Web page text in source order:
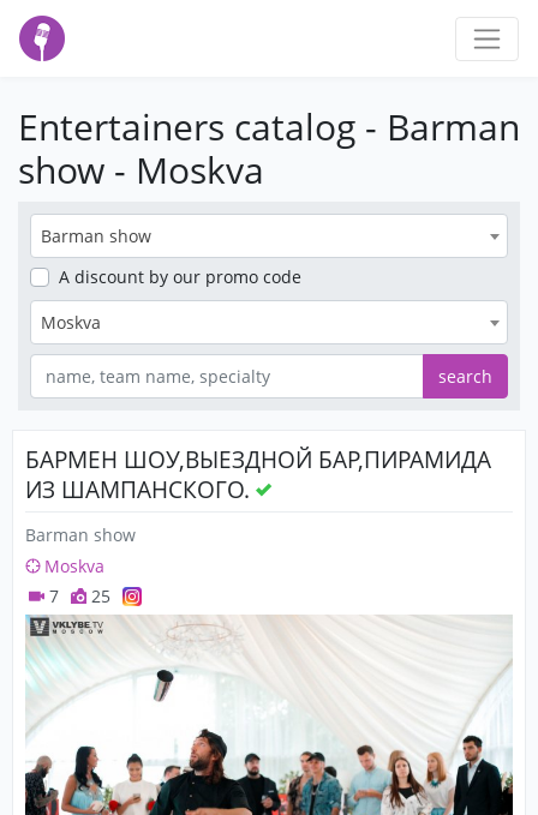
Entertainers catalog - Barman
show - Moskva
Barman show
A discount by our promo code
Moskva
search
БАРМЕН ШОУ,ВЫЕЗДНОЙ БАР,ПИРАМИДА
ИЗ ШАМПАНСКОГО.
Barman show
Moskva
7
25